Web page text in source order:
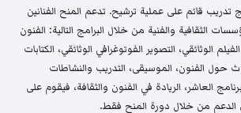
تدريب قائم على عملية ترشيح. تدعم المنح الفنانين
الثقافية والفنية من خلال البرامج التالية: الفنون
الوثائقي، التصوير الفوتوغرافي الوثائقي، الكتابات
حول الفنون، الموسيقى، التدريب والنشاطات
العاشر، الريادة في الفنون والثقافة، فيقوم على
الدعم من خلال دورة المنح فقط.